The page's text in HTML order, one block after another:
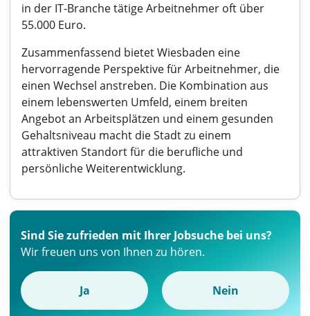
in der IT-Branche tätige Arbeitnehmer oft über
55.000 Euro.
Zusammenfassend bietet Wiesbaden eine
hervorragende Perspektive für Arbeitnehmer, die
einen Wechsel anstreben. Die Kombination aus
einem lebenswerten Umfeld, einem breiten
Angebot an Arbeitsplätzen und einem gesunden
Gehaltsniveau macht die Stadt zu einem
attraktiven Standort für die berufliche und
persönliche Weiterentwicklung.
Sind Sie zufrieden mit Ihrer Jobsuche bei uns?
Wir freuen uns von Ihnen zu hören.
Ja Nein